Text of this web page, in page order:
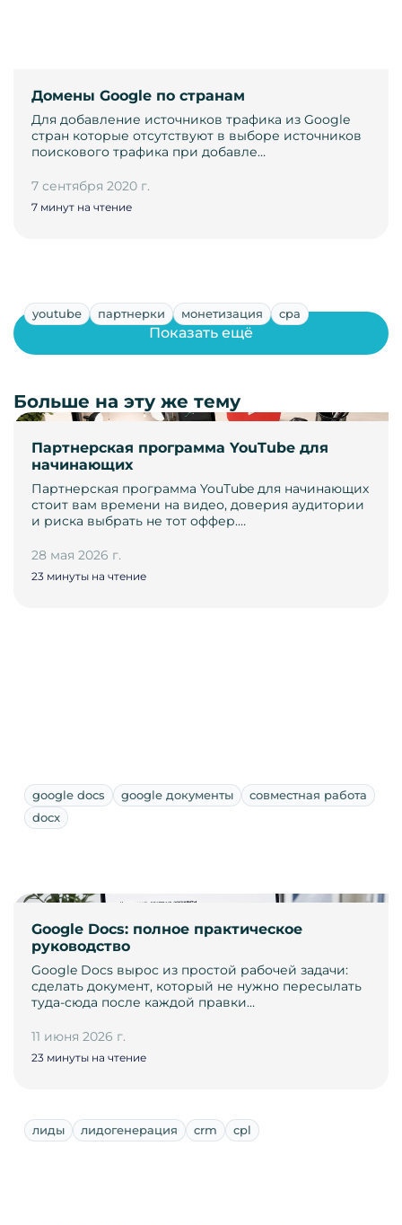
Домены Google по странам
Для добавление источников трафика из Google
стран которые отсутствуют в выборе источников
поискового трафика при добавле…
7 сентября 2020 г.
7 минут на чтение
youtube партнерки монетизация cpa
Партнерская программа YouTube для
начинающих
Партнерская программа YouTube для начинающих
стоит вам времени на видео, доверия аудитории
и риска выбрать не тот оффер.…
28 мая 2026 г.
23 минуты на чтение
Показать ещё
Больше на эту же тему
google docs google документы
совместная работа
docx
Google Docs: полное практическое
руководство
Google Docs вырос из простой рабочей задачи:
сделать документ, который не нужно пересылать
туда-сюда после каждой правки…
11 июня 2026 г.
23 минуты на чтение
лиды лидогенерация crm cpl